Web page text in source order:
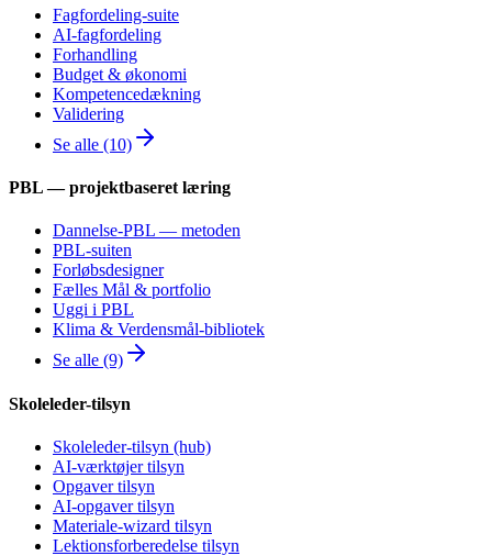
Fagfordeling-suite
AI-fagfordeling
Forhandling
Budget & økonomi
Kompetencedækning
Validering
Se alle (10)
PBL — projektbaseret læring
Dannelse-PBL — metoden
PBL-suiten
Forløbsdesigner
Fælles Mål & portfolio
Uggi i PBL
Klima & Verdensmål-bibliotek
Se alle (9)
Skoleleder-tilsyn
Skoleleder-tilsyn (hub)
AI-værktøjer tilsyn
Opgaver tilsyn
AI-opgaver tilsyn
Materiale-wizard tilsyn
Lektionsforberedelse tilsyn